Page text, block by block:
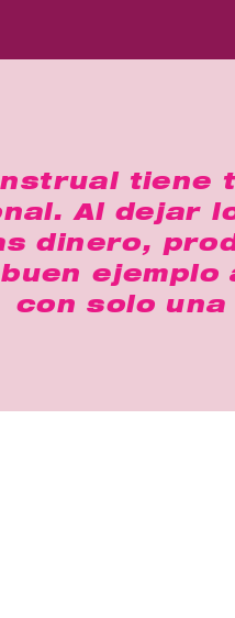
tiene
Al dejar
dinero,
con solo